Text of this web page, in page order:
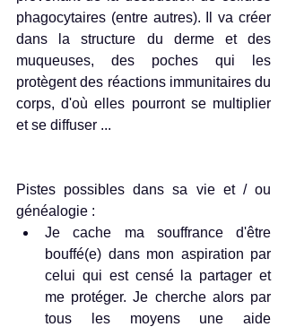
phagocytaires (entre autres). Il va créer
dans la structure du derme et des
muqueuses, des poches qui les
protègent des réactions immunitaires du
corps, d'où elles pourront se multiplier
et se diffuser ...
Pistes possibles dans sa vie et / ou
généalogie :
Je cache ma souffrance d'être
bouffé(e) dans mon aspiration par
celui qui est censé la partager et
me protéger. Je cherche alors par
tous les moyens une aide